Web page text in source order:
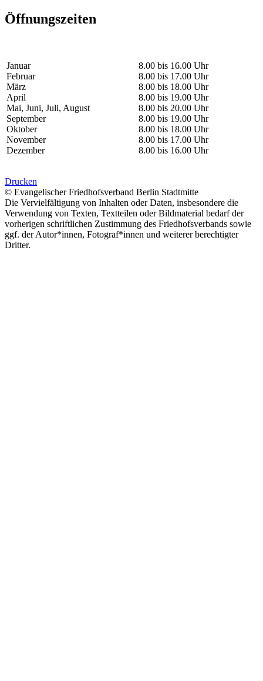
Öffnungszeiten
Januar
Februar
März
April
Mai, Juni, Juli, August
September
Oktober
November
Dezember
8.00 bis 16.00 Uhr
8.00 bis 17.00 Uhr
8.00 bis 18.00 Uhr
8.00 bis 19.00 Uhr
8.00 bis 20.00 Uhr
8.00 bis 19.00 Uhr
8.00 bis 18.00 Uhr
8.00 bis 17.00 Uhr
8.00 bis 16.00 Uhr
Drucken
© Evangelischer Friedhofsverband Berlin Stadtmitte
Die Vervielfältigung von Inhalten oder Daten, insbesondere die
Verwendung von Texten, Textteilen oder Bildmaterial bedarf der
vorherigen schriftlichen Zustimmung des Friedhofsverbands sowie
ggf. der Autor*innen, Fotograf*innen und weiterer berechtigter
Dritter.